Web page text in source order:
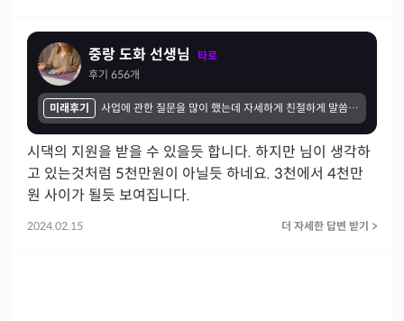
중랑 도화 선생님
타로
후기 656개
미래후기 사업에 관한 질문을 많이 했는데 자세하게 친절하게 말씀해 주셨고 만족합니다. 주로 계야건이나 상대방 업체가 어떤 상대인지 직원채용시 그 사람은 어떤사람인지 채용해도 될지를 많이 상담 했는데 잘 맞았어요.. 감사합니다~~~~~~~~
시댁의 지원을 받을 수 있을듯 합니다. 하지만 님이 생각하
고 있는것처럼 5천만원이 아닐듯 하네요. 3천에서 4천만
원 사이가 될듯 보여집니다.
2024.02.15 더 자세한 답변 받기 >